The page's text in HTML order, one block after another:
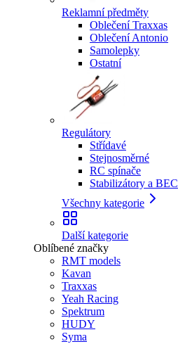
Reklamní předměty
Oblečení Traxxas
Oblečení Antonio
Samolepky
Ostatní
Regulátory
Střídavé
Stejnosměrné
RC spínače
Stabilizátory a BEC
Všechny kategorie
Další kategorie
Oblíbené značky
RMT models
Kavan
Traxxas
Yeah Racing
Spektrum
HUDY
Syma